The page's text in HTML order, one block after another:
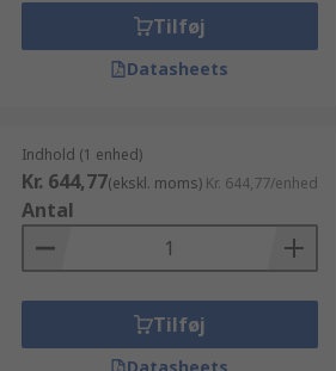
Tilføj
Datasheets
Indhold (1 enhed)
Kr. 644,77(ekskl. moms) Kr. 644,77/enhed
Antal
Tilføj